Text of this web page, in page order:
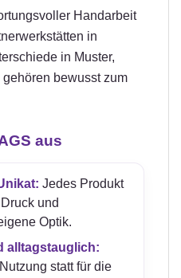
Handarbeit
in
in Muster,
bewusst zum
aus
Jedes Produkt
und
Optik.
alltagstauglich:
statt für die